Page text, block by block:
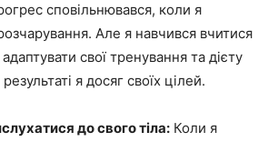
сповільнювався, коли я
Але я навчився вчитися
свої тренування та дієту
я досяг своїх цілей.
до свого тіла: Коли я